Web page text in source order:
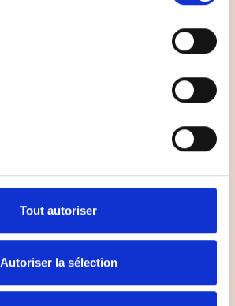
Tout autoriser
Autoriser la sélection